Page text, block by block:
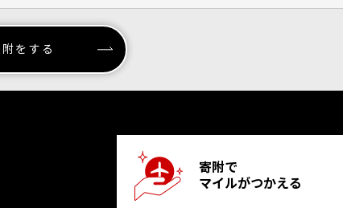
附をする
寄附で
マイルがつかえる